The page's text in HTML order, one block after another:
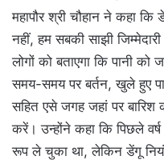
महापौर श्री चौहान ने कहा
नहीं, हम सबकी साझी
लोगों को बताएगा कि पानी
समय-समय पर बर्तन, खुले हुए
सहित एसे जगह जहां पर बारिश
करें। उन्होंने कहा कि पिछले
रूप ले चुका था, लेकिन डेंगू